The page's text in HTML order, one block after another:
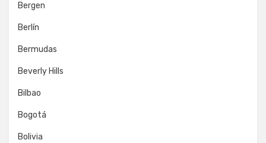
Bergen
Berlín
Bermudas
Beverly Hills
Bilbao
Bogotá
Bolivia